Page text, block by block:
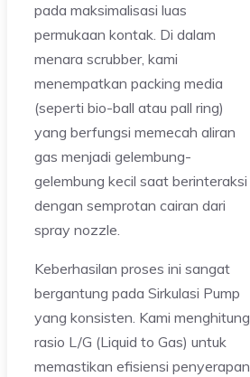
pada maksimalisasi luas
permukaan kontak. Di dalam
menara scrubber, kami
menempatkan packing media
(seperti bio-ball atau pall ring)
yang berfungsi memecah aliran
gas menjadi gelembung-
gelembung kecil saat berinteraksi
dengan semprotan cairan dari
spray nozzle.
Keberhasilan proses ini sangat
bergantung pada Sirkulasi Pump
yang konsisten. Kami menghitung
rasio L/G (Liquid to Gas) untuk
memastikan efisiensi penyerapan